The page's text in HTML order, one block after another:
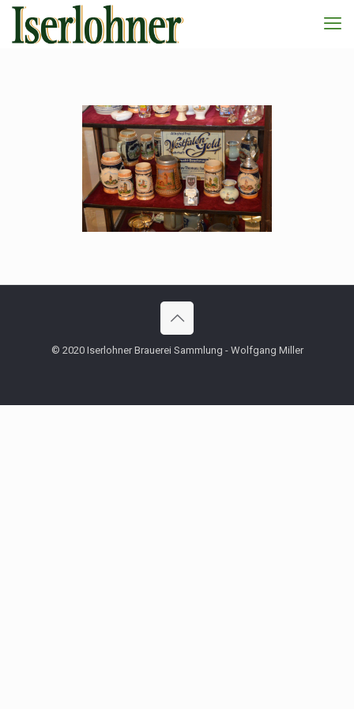
© 2020 Iserlohner Brauerei Sammlung - Wolfgang Miller